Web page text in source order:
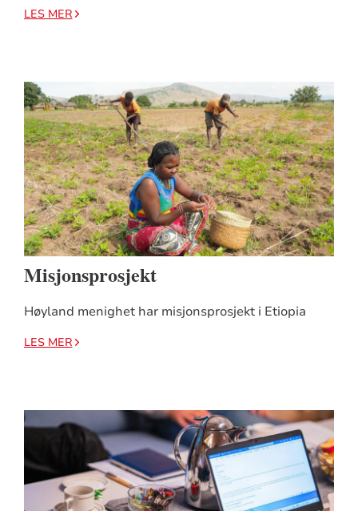
LES MER
Misjonsprosjekt
Høyland menighet har misjonsprosjekt i Etiopia
LES MER